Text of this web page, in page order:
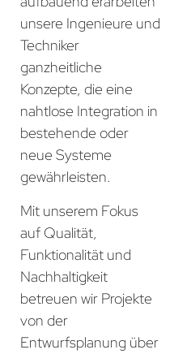
unsere Ingenieure und
Techniker
ganzheitliche
Konzepte, die eine
nahtlose Integration in
bestehende oder
neue Systeme
gewährleisten.
Mit unserem Fokus
auf Qualität,
Funktionalität und
Nachhaltigkeit
betreuen wir Projekte
von der
Entwurfsplanung über